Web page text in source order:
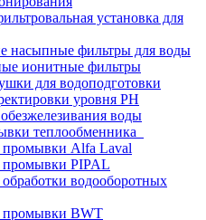
установка для
насыпные фильтры для воды
ионитные фильтры
для водоподготовки
уровня PH
воды
теплообменника
промывки Alfa Laval
промывки PIPAL
водооборотных
промывки BWT